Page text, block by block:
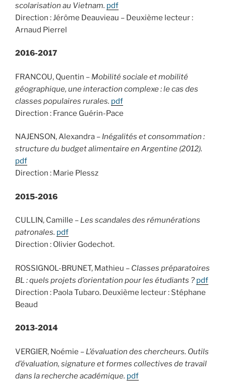
scolarisation au Vietnam. pdf
Direction : Jérôme Deauvieau – Deuxième lecteur :
Arnaud Pierrel
2016-2017
FRANCOU, Quentin – Mobilité sociale et mobilité
géographique, une interaction complexe : le cas des
classes populaires rurales. pdf
Direction : France Guérin-Pace
NAJENSON, Alexandra – Inégalités et consommation :
structure du budget alimentaire en Argentine (2012).
pdf
Direction : Marie Plessz
2015-2016
CULLIN, Camille – Les scandales des rémunérations
patronales. pdf
Direction : Olivier Godechot.
ROSSIGNOL-BRUNET, Mathieu – Classes préparatoires
BL : quels projets d’orientation pour les étudiants ? pdf
Direction : Paola Tubaro. Deuxième lecteur : Stéphane
Beaud
2013-2014
VERGIER, Noémie – L’évaluation des chercheurs. Outils
d’évaluation, signature et formes collectives de travail
dans la recherche académique. pdf